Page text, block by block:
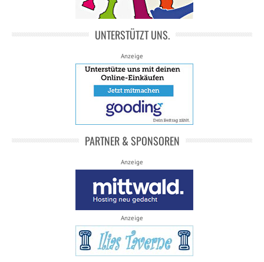
UNTERSTÜTZT UNS.
Anzeige
PARTNER & SPONSOREN
Anzeige
Anzeige